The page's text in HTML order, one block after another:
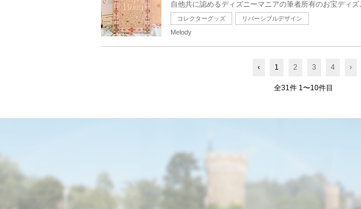
コレクターグッズ リバーシブルデザイン
Melody
‹ 1 2 3 4 ›
全31件 1〜10件目